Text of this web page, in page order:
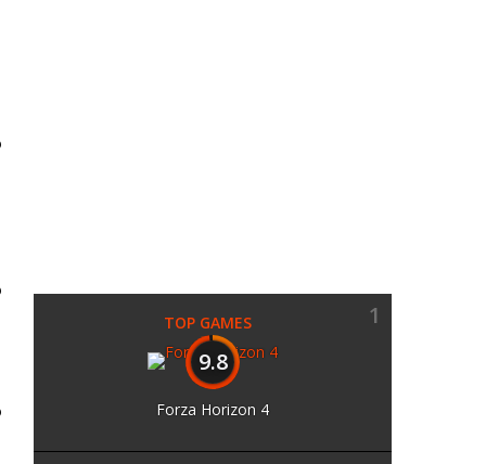
TOP GAMES
1
9.8
Forza Horizon 4